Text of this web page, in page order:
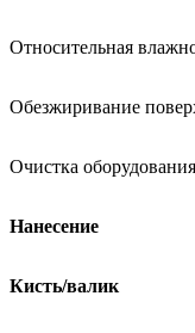
Относительная
Обезжиривание
Очистка оборудования
Нанесение
Кисть/валик